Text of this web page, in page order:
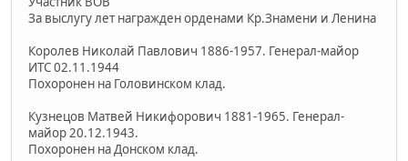
За выслугу лет награжден орденами Кр.Знамени и Ленина
Королев Николай Павлович 1886-1957. Генерал-майор
ИТС 02.11.1944
Похоронен на Головинском клад.
Кузнецов Матвей Никифорович 1881-1965. Генерал-
майор 20.12.1943.
Похоронен на Донском клад.